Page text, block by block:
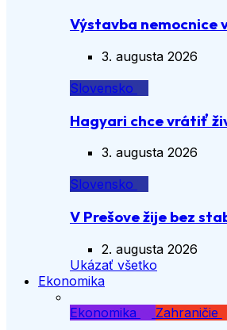
Výstavba nemocnice
3. augusta 2026
Slovensko
Hagyari chce vrátiť
3. augusta 2026
Slovensko
V Prešove žije bez
2. augusta 2026
Ukázať všetko
Ekonomika
Ekonomika
Zahraničie